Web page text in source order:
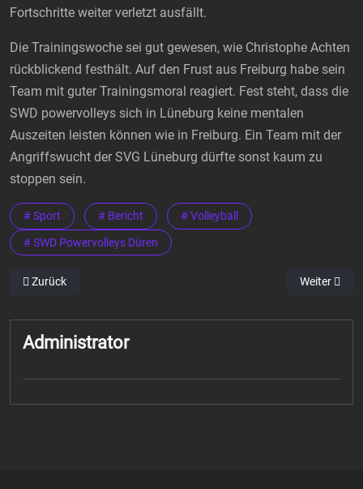
Fortschritte weiter verletzt ausfällt.
Die Trainingswoche sei gut gewesen, wie Christophe Achten
rückblickend festhält. Auf den Frust aus Freiburg habe sein
Team mit guter Trainingsmoral reagiert. Fest steht, dass die
SWD powervolleys sich in Lüneburg keine mentalen
Auszeiten leisten können wie in Freiburg. Ein Team mit der
Angriffswucht der SVG Lüneburg dürfte sonst kaum zu
stoppen sein.
# Sport # Bericht # Volleyball
# SWD Powervolleys Düren
Vorheriger Beitrag: 263.381 Euro Spendengeld überbringt
Zurück Nächster
Weiter
Administrator